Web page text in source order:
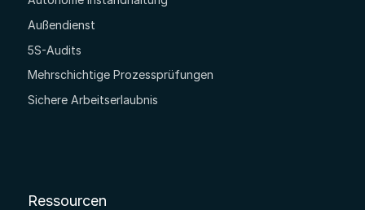
Außendienst
5S-Audits
Mehrschichtige Prozessprüfungen
Sichere Arbeitserlaubnis
Ressourcen